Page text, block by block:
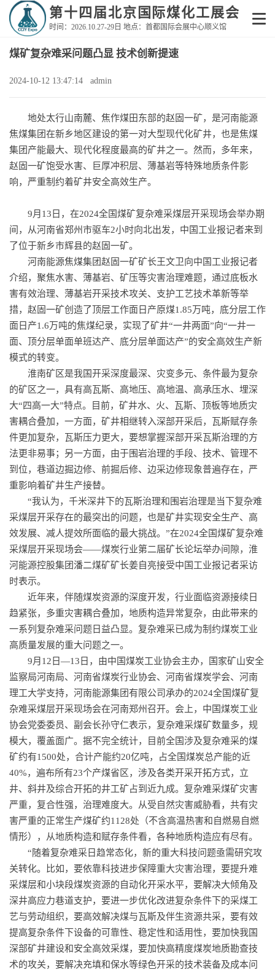
第十四届北京国际煤化工展会
时间：2026.10.27-29日 地点：首都国际会展中心顺义馆
煤矿复杂难采问题凸显 技术创新提速
2024-10-12 13:47:14 admin
地处太行山南麓、焦作煤田东部的赵固一矿，是河南能源
焦煤集团在新乡地区建设的第一对大型现代化矿井，也是焦煤
集团产能最大、现代化程度最高的矿井之一。然而，多年来，
赵固一矿饱受水害、巨厚冲积层、薄基岩等特殊地质条件影
响，严重制约着矿井安全高效生产。
9月13日，在2024全国煤矿复杂难采煤层开采现场会举办期
间，从河南省郑州市驱车2小时向北出发，中国工业报记者来到
了位于新乡市辉县的赵固一矿。
河南能源焦煤集团赵固一矿矿长王文卫向中国工业报记者
介绍，聚焦水害、薄基岩、矿压等灾害治理难题，通过底板水
害有效治理、薄基岩开采技术攻关、支护工艺技术革新等举
措，赵固一矿创造了顶层工作面日产原煤1.85万吨，底分层工作
面日产1.6万吨的焦煤纪录，实现了矿井“一井两面”向“一井一
面、顶分层单面单班达产、底分层单面达产”的安全高效生产新
模式的转变。
淮南矿区是我国开采深度最深、灾变多元、条件最为复杂
的矿区之一，具有高瓦斯、高地压、高地温、高承压水、埋深
大“四高一大”特点。目前，矿井水、火、瓦斯、顶板等地质灾
害耦合叠加，一方面，矿井相继转入深部开采后，瓦斯赋存条
件更加复杂，瓦斯压力更大，要想掌握深部开采瓦斯治理的方
法更非易事；另一方面，由于围岩治理的手段、技术、管理不
到位，巷道边掘边修、前掘后修、边采边修现象普遍存在，严
重影响着矿井生产接替。
“我认为，千米深井下的瓦斯治理和围岩治理是当下复杂难
采煤层开采存在的最突出的问题，也是矿井实现安全生产、高
效发展、减人提效所面临的最大挑战。”在2024全国煤矿复杂难
采煤层开采现场会——煤炭行业第二届矿长论坛举办间隙，淮
河能源控股集团潘二煤矿矿长姜自亮接受中国工业报记者采访
时表示。
近年来，伴随煤炭资源的深度开发，行业面临资源接续日
趋紧张，多重灾害耦合叠加，地质构造异常复杂，由此带来的
一系列复杂难采问题日益凸显。复杂难采已成为制约煤炭工业
高质量发展的重大问题之一。
9月12日—13日，由中国煤炭工业协会主办，国家矿山安全
监察局河南局、河南省煤炭行业协会、河南省煤炭学会、河南
理工大学支持，河南能源集团有限公司承办的2024全国煤矿复
杂难采煤层开采现场会在河南郑州召开。会上，中国煤炭工业
协会党委委员、副会长孙守仁表示，复杂难采煤矿数量多，规
模大，覆盖面广。据不完全统计，目前全国涉及复杂难采的煤
矿约有1500处，合计产能约20亿吨，占全国煤炭总产能的近
40%，遍布所有23个产煤省区，涉及各类开采开拓方式，立
井、斜井及综合开拓的井工矿占到近九成。复杂难采煤矿灾害
严重，复合性强，治理难度大。从受自然灾害威胁看，共有灾
害严重的正常生产煤矿约1128处（不含高温热害和自燃易自燃
情形），从地质构造和赋存条件看，各种地质构造应有尽有。
“随着复杂难采日趋常态化，新的重大科技问题亟需研究攻
关转化。比如，要依靠科技进步保障重大灾害治理，要提升难
采煤层和小块段煤炭资源的自动化开采水平，要解决大倾角及
深井高应力巷道支护，要进一步优化改进复杂条件下的采煤工
艺与劳动组织，要高效解决煤与瓦斯及伴生资源共采，要有效
提高复杂条件下设备的可靠性、稳定性和适用性，要加快我国
深部矿井建设和安全高效采煤，要加快高精度煤炭地质勘查技
术的攻关，要解决充填和保水等绿色开采的技术装备及成本问